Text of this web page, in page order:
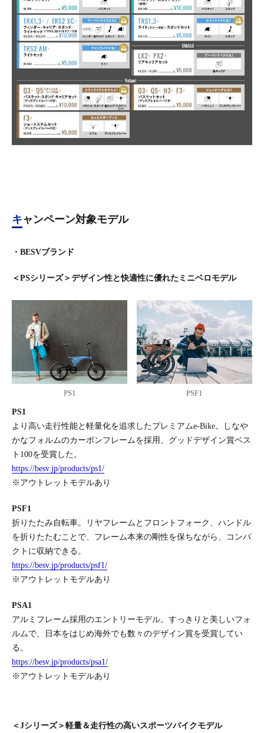
キャンペーン対象モデル
・BESVブランド
＜PSシリーズ＞デザイン性と快適性に優れたミニベロモデル
PS1 PSF1
PS1
より高い走行性能と軽量化を追求したプレミアムe-Bike。しなや
かなフォルムのカーボンフレームを採用、グッドデザイン賞ベス
ト100を受賞した。
https://besv.jp/products/ps1/
※アウトレットモデルあり
PSF1
折りたたみ自転車。リヤフレームとフロントフォーク、ハンドル
を折りたたむことで、フレーム本来の剛性を保ちながら、コンパ
クトに収納できる。
https://besv.jp/products/psf1/
※アウトレットモデルあり
PSA1
アルミフレーム採用のエントリーモデル。すっきりと美しいフォ
ルムで、日本をはじめ海外でも数々のデザイン賞を受賞してい
る。
https://besv.jp/products/psa1/
※アウトレットモデルあり
＜Jシリーズ＞軽量＆走行性の高いスポーツバイクモデル